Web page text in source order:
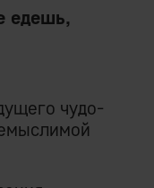
едешь,
чудо-